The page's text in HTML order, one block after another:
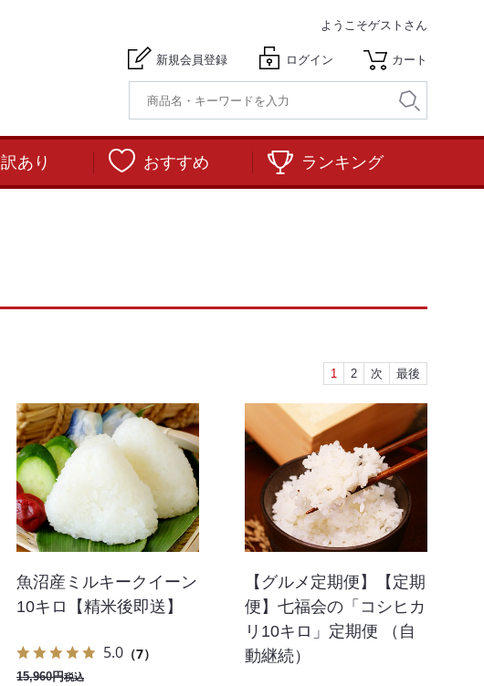
ようこそゲストさん
新規会員登録 ログイン カート
訳あり おすすめ ランキング
1 2 次 最後
魚沼産ミルキークイーン
10キロ【精米後即送】
5.0 （7）
15,960円税込
【グルメ定期便】【定期
便】七福会の「コシヒカ
リ10キロ」定期便 （自
動継続）